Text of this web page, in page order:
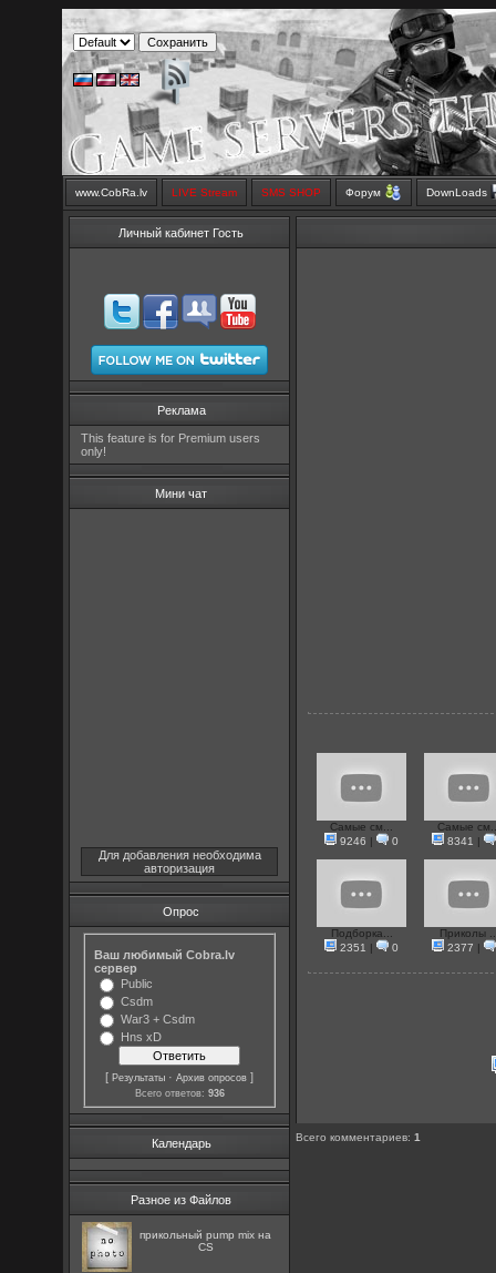
www.CobRa.lv LIVE Stream SMS SHOP Форум DownLoads
Личный кабинет Гость
Реклама
This feature is for Premium users
only!
Мини чат
Для добавления необходима
авторизация
Опрос
Ваш любимый Cobra.lv
сервер
Public
Csdm
War3 + Csdm
Hns xD
[Результаты ·Архив опросов ]
Всего ответов: 936
Календарь
Разное из Файлов
прикольный pump mix на
CS
Самые см...
9246 | 0
Самые
8341 |
Подборка...
2351 | 0
Приколы
2377 |
Всего комментариев:1